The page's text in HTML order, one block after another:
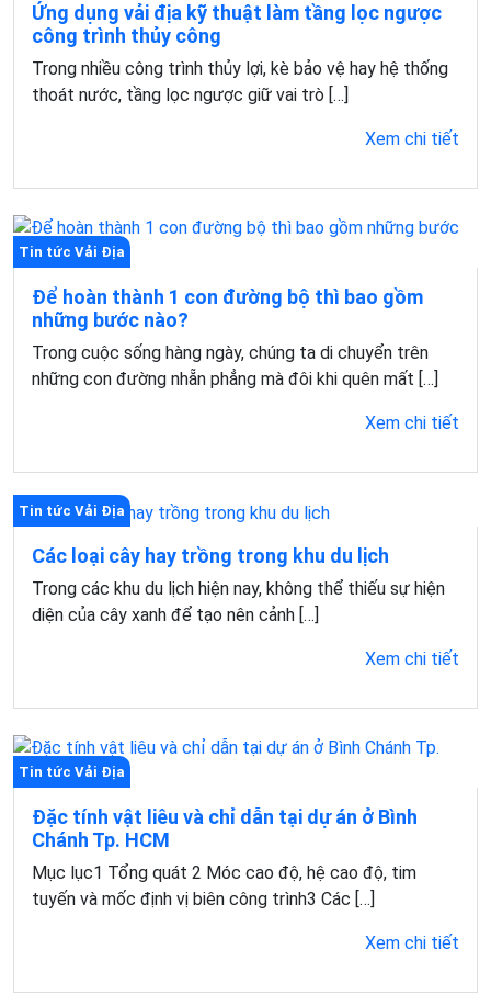
Ứng dụng vải địa kỹ thuật làm tầng lọc ngược
công trình thủy công
Trong nhiều công trình thủy lợi, kè bảo vệ hay hệ thống
thoát nước, tầng lọc ngược giữ vai trò […]
Xem chi tiết
Tin tức Vải Địa
Để hoàn thành 1 con đường bộ thì bao gồm
những bước nào?
Trong cuộc sống hàng ngày, chúng ta di chuyển trên
những con đường nhẵn phẳng mà đôi khi quên mất […]
Xem chi tiết
Tin tức Vải Địa
Các loại cây hay trồng trong khu du lịch
Trong các khu du lịch hiện nay, không thể thiếu sự hiện
diện của cây xanh để tạo nên cảnh […]
Xem chi tiết
Tin tức Vải Địa
Đặc tính vật liêu và chỉ dẫn tại dự án ở Bình
Chánh Tp. HCM
Mục lục1 Tổng quát 2 Móc cao độ, hệ cao độ, tim
tuyến và mốc định vị biên công trình3 Các […]
Xem chi tiết